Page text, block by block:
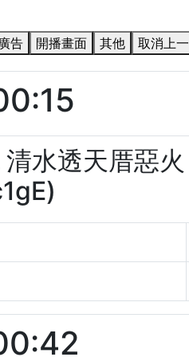
廣告 開播畫面 其他 取消上
水透天厝惡